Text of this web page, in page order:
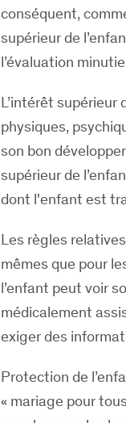
conséquent,
supérieur de
l’évaluation
L’intérêt supérieur
physiques,
son bon
supérieur de
dont l'enfant est
Les règles
mêmes que pour
l’enfant peut voir
médicalement
exiger des
Protection de
« mariage pour